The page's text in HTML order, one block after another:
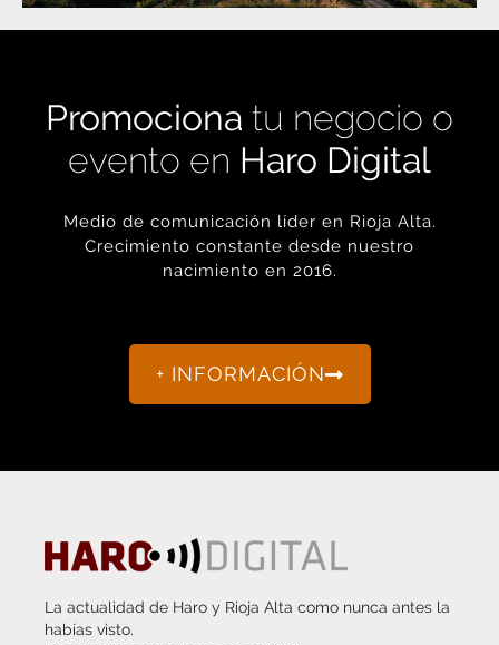
Promociona tu negocio o
evento en Haro Digital
Medio de comunicación líder en Rioja Alta.
Crecimiento constante desde nuestro
nacimiento en 2016.
+ INFORMACIÓN
La actualidad de Haro y Rioja Alta como nunca antes la
habías visto.